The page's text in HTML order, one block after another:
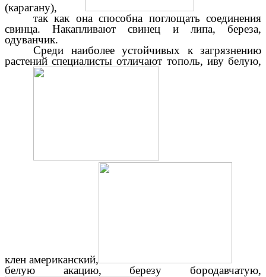
(карагану),
так как она способна поглощать соединения
свинца. Накапливают свинец и липа, береза,
одуванчик.
Среди наиболее устойчивых к загрязнению
растений специалисты отличают тополь, иву белую,
клен американский,
белую акацию, березу бородавчатую,